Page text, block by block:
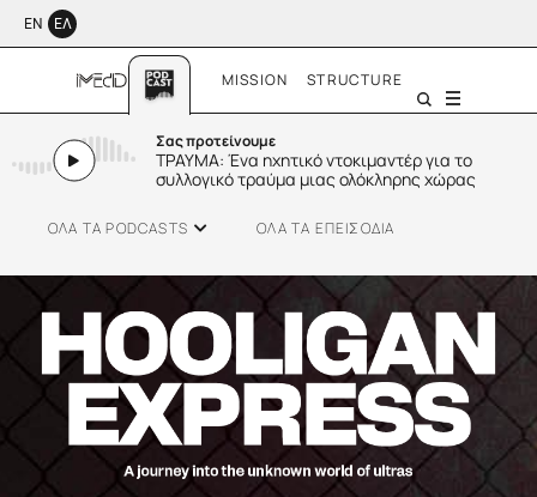
ΕΝ ΕΛ
MISSION STRUCTURE
Σας προτείνουμε
ΤΡΑΥΜΑ: Ένα ηχητικό ντοκιμαντέρ για το
συλλογικό τραύμα μιας ολόκληρης χώρας
ΟΛΑ ΤΑ PODCASTS ΟΛΑ ΤΑ ΕΠΕΙΣΟΔΙΑ
Menu